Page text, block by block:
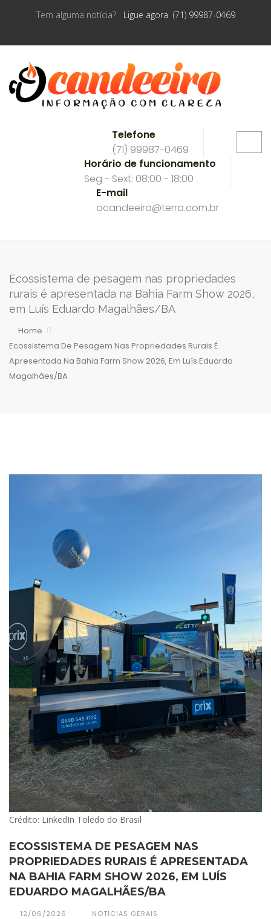
Tem alguma notícia? Ligue agora (71) 99987-0469
Telefone
(71) 99987-0469
Horário de funcionamento
Seg - Sext: 08:00 - 18:00
E-mail
ocandeeiro@terra.com.br
Ecossistema de pesagem nas propriedades
rurais é apresentada na Bahia Farm Show 2026,
em Luís Eduardo Magalhães/BA
Home
Ecossistema De Pesagem Nas Propriedades Rurais É
Apresentada Na Bahia Farm Show 2026, Em Luís Eduardo
Magalhães/BA
Crédito: LinkedIn Toledo do Brasil
ECOSSISTEMA DE PESAGEM NAS
PROPRIEDADES RURAIS É APRESENTADA
NA BAHIA FARM SHOW 2026, EM LUÍS
EDUARDO MAGALHÃES/BA
12/06/2026 NOTICIAS GERAIS